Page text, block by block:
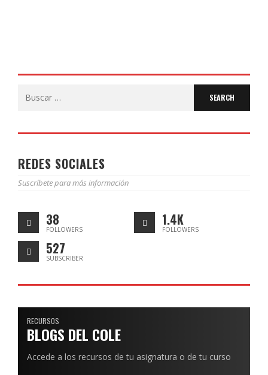
REDES SOCIALES
Suscríbete para más información
38
FOLLOWERS
1.4K
FOLLOWERS
527
SUBSCRIBER
RECURSOS
BLOGS DEL COLE
Accede a los recursos de tu asignatura o de tu curso